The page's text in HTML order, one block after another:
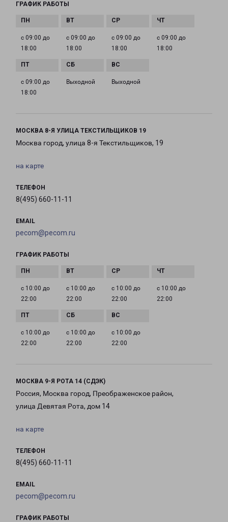
ГРАФИК РАБОТЫ
с 09:00 до
18:00
с 09:00 до
18:00
с 09:00 до
18:00
с 09:00 до
18:00
с 09:00 до
18:00
Выходной Выходной
МОСКВА 8-Я УЛИЦА ТЕКСТИЛЬЩИКОВ 19
Москва город, улица 8-я Текстильщиков, 19
на карте
ТЕЛЕФОН
8(495) 660-11-11
EMAIL
pecom@pecom.ru
ГРАФИК РАБОТЫ
с 10:00 до
22:00
с 10:00 до
22:00
с 10:00 до
22:00
с 10:00 до
22:00
с 10:00 до
22:00
с 10:00 до
22:00
с 10:00 до
22:00
МОСКВА 9-Я РОТА 14 (СДЭК)
Россия, Москва город, Преображенское район,
улица Девятая Рота, дом 14
на карте
ТЕЛЕФОН
8(495) 660-11-11
EMAIL
pecom@pecom.ru
ГРАФИК РАБОТЫ